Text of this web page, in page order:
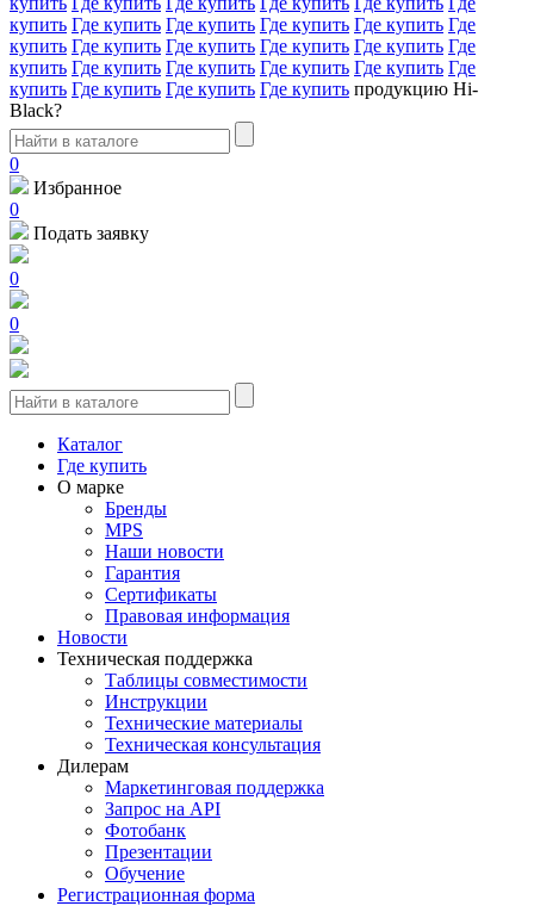
купить Где купить Где купить Где купить Где купить Где
купить Где купить Где купить Где купить Где купить Где
купить Где купить Где купить Где купить Где купить Где
купить Где купить Где купить Где купить продукцию Hi-
Black?
0
Избранное
0
Подать заявку
0
0
Каталог
Где купить
О марке
Бренды
MPS
Наши новости
Гарантия
Сертификаты
Правовая информация
Новости
Техническая поддержка
Таблицы совместимости
Инструкции
Технические материалы
Техническая консультация
Дилерам
Маркетинговая поддержка
Запрос на API
Фотобанк
Презентации
Обучение
Регистрационная форма